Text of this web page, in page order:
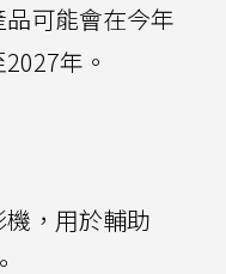
可能會在今年
年。
，用於輔助